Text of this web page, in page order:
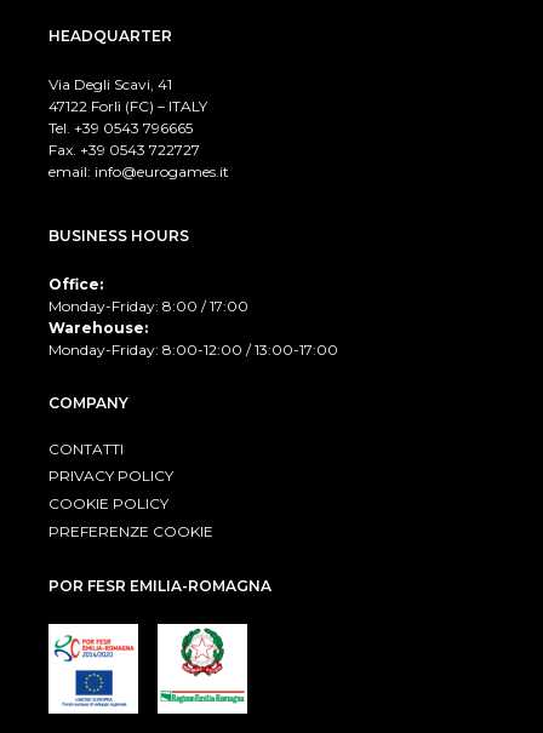
HEADQUARTER
Via Degli Scavi, 41
47122 Forlì (FC) – ITALY
Tel. +39 0543 796665
Fax. +39 0543 722727
email: info@eurogames.it
BUSINESS HOURS
Office:
Monday-Friday: 8:00 / 17:00
Warehouse:
Monday-Friday: 8:00-12:00 / 13:00-17:00
COMPANY
CONTATTI
PRIVACY POLICY
COOKIE POLICY
PREFERENZE COOKIE
POR FESR EMILIA-ROMAGNA